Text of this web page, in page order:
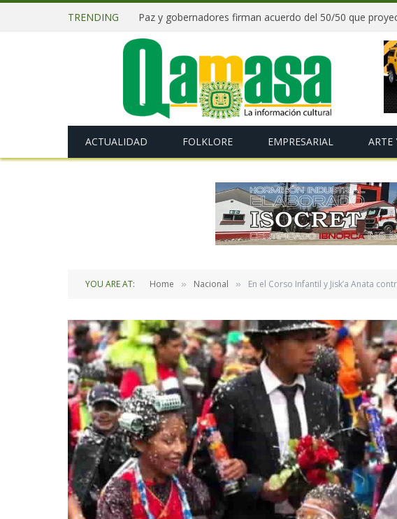
TRENDING
ACTUALIDAD FOLKLORE EMPRESARIAL ARTE
YOU ARE AT: Home » Nacional » En el Corso Infantil y Jisk’a Anata